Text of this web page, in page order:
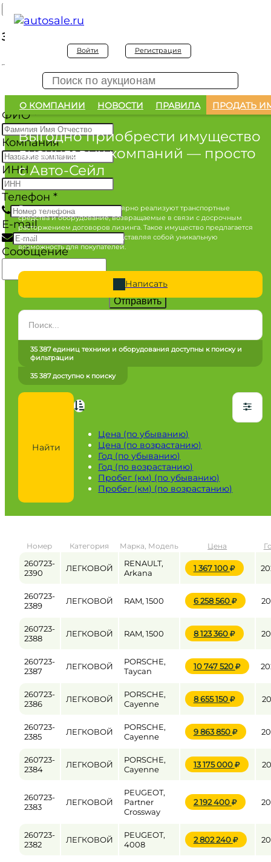
Войти Регистрация
О КОМПАНИИ НОВОСТИ ПРАВИЛА ПРОДАТЬ
Выгодно приобрести имущество
лизинговых компаний — просто
с Авто-Сейл
Лизинговые компании регулярно реализуют транспортные
средства и оборудование, возвращаемые в связи с досрочным
расторжением договоров лизинга. Такое имущество предлагается
по конкурентным ценам, представляя собой уникальную
возможность для покупателей.
Написать
Марка
Все марки
Город / регион
от до
Пробег / Наработка
Цена
Найти
Цена (по убыванию)
Цена (по возрастанию)
Год (по убыванию)
Год (по возрастанию)
Пробег (км) (по убыванию)
Пробег (км) (по возрастанию)
35 387 единиц техники и оборудования доступны к поиску и
фильтрации
35 387 доступно к поиску
Номер Категория Марка, Модель Цена
260723-
2390
ЛЕГКОВОЙ
RENAULT,
Arkana
1 367 100
260723-
2389
ЛЕГКОВОЙ RAM, 1500 6 258 560
260723-
2388
ЛЕГКОВОЙ RAM, 1500 8 123 360
260723-
2387
ЛЕГКОВОЙ
PORSCHE,
Taycan
10 747 520
260723-
2386
ЛЕГКОВОЙ
PORSCHE,
Cayenne
8 655 150
260723-
2385
ЛЕГКОВОЙ
PORSCHE,
Cayenne
9 863 850
260723-
2384
ЛЕГКОВОЙ
PORSCHE,
Cayenne
13 175 000
260723-
2383
ЛЕГКОВОЙ
PEUGEOT,
Partner
Crossway
2 192 400
260723-
2382
ЛЕГКОВОЙ
PEUGEOT,
4008
2 802 240
Заявка на покупку
Заявка на покупку изъятого а/м
ФИО*
Компания
ИНН
Телефон *
E-mail
Сообщение
Отправить